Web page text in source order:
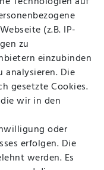
(z.B. IP-
zu
einzubinden
analysieren. Die
gesetzte Cookies.
wir in den
oder
erfolgen. Die
werden. Es